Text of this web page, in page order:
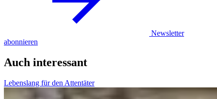
Newsletter
abonnieren
Auch interessant
Lebenslang für den Attentäter